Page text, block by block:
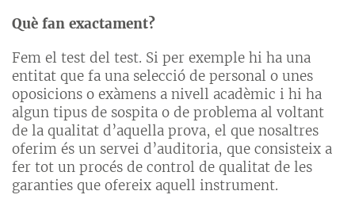
Què fan exactament?
Fem el test del test. Si per exemple hi ha una
entitat que fa una selecció de personal o unes
oposicions o exàmens a nivell acadèmic i hi ha
algun tipus de sospita o de problema al voltant
de la qualitat d’aquella prova, el que nosaltres
oferim és un servei d’auditoria, que consisteix a
fer tot un procés de control de qualitat de les
garanties que ofereix aquell instrument.